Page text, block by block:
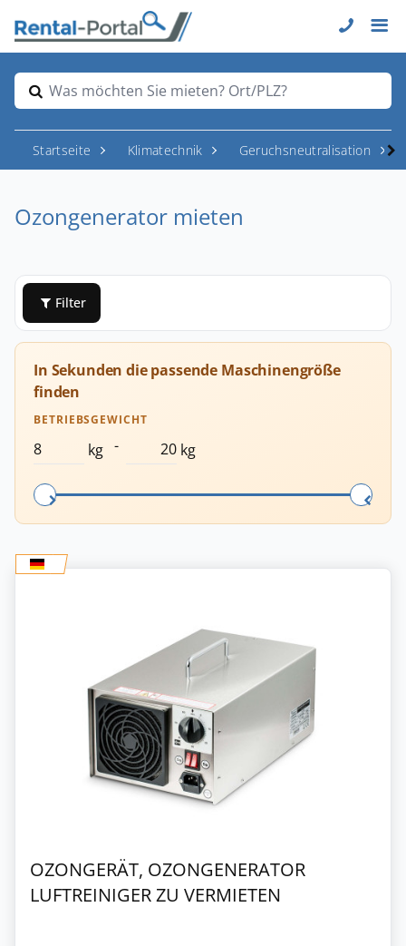
Was möchten Sie mieten? Ort/PLZ?
Startseite Klimatechnik Geruchsneutralisation
Ozongenerator mieten
Filter
In Sekunden die passende Maschinengröße
finden
BETRIEBSGEWICHT
kg - kg
OZONGERÄT, OZONGENERATOR
LUFTREINIGER ZU VERMIETEN